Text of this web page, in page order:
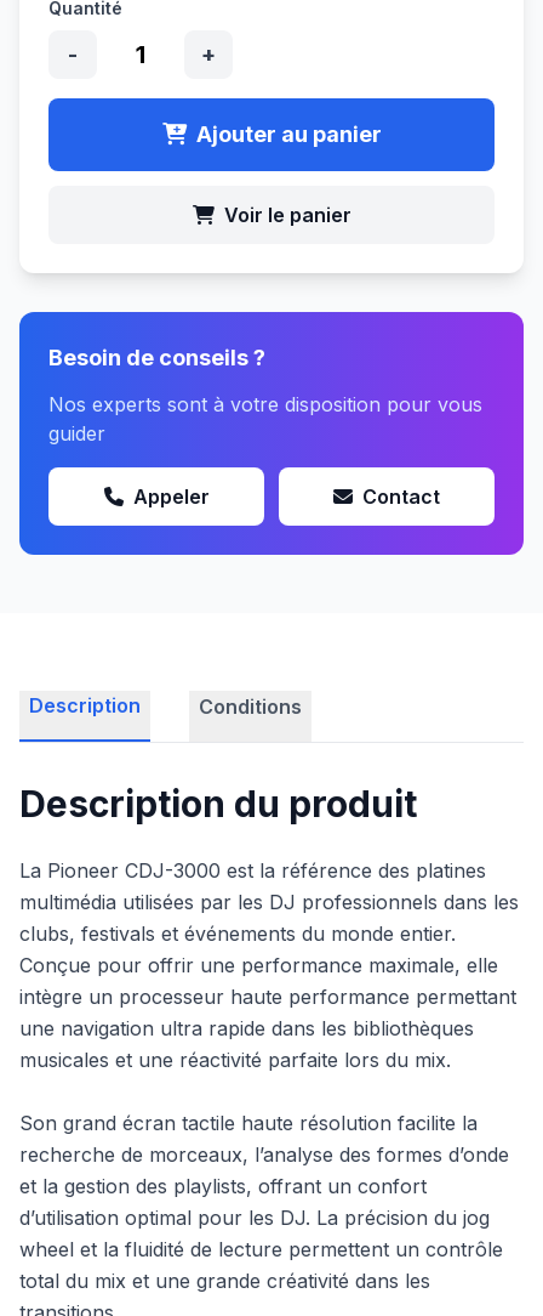
Quantité
- 1 +
Ajouter au panier
Voir le panier
Besoin de conseils ?
Nos experts sont à votre disposition pour vous
guider
Appeler Contact
Description Conditions
Description du produit
La Pioneer CDJ-3000 est la référence des platines
multimédia utilisées par les DJ professionnels dans les
clubs, festivals et événements du monde entier.
Conçue pour offrir une performance maximale, elle
intègre un processeur haute performance permettant
une navigation ultra rapide dans les bibliothèques
musicales et une réactivité parfaite lors du mix.
Son grand écran tactile haute résolution facilite la
recherche de morceaux, l’analyse des formes d’onde
et la gestion des playlists, offrant un confort
d’utilisation optimal pour les DJ. La précision du jog
wheel et la fluidité de lecture permettent un contrôle
total du mix et une grande créativité dans les